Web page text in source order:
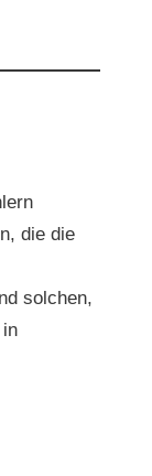
die die
solchen,